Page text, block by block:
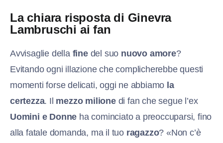
La chiara risposta di Ginevra
Lambruschi ai fan
Avvisaglie della finedel suo nuovo amore?
Evitando ogni illazione che complicherebbe questi
momenti forse delicati, oggi ne abbiamo la
certezza. Il mezzo milionedi fan che segue l’ex
Uomini e Donne ha cominciato a preoccuparsi, fino
alla fatale domanda, ma il tuo ragazzo? «Non c’è